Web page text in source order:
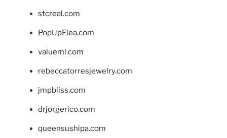
stcreal.com
PopUpFlea.com
valueml.com
rebeccatorresjewelry.com
jmpbliss.com
drjorgerico.com
queensushipa.com